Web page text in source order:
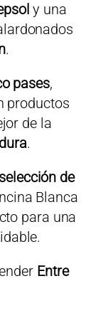
y una
.
pases,
productos
de la
.
selección de
Blanca
para una
Entre